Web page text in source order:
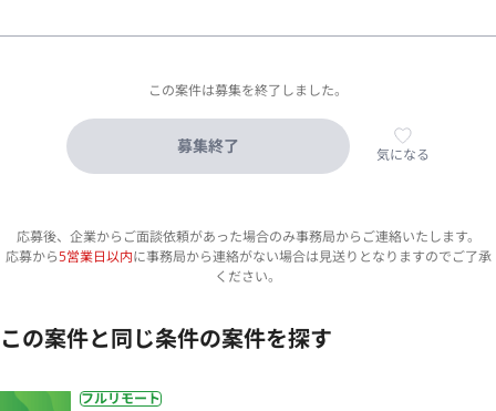
この案件は募集を終了しました。
募集終了 気になる
応募後、企業からご面談依頼があった場合のみ事務局からご連絡いたします。
応募から5営業日以内に事務局から連絡がない場合は見送りとなりますのでご了承
ください。
この案件と同じ条件の案件を探す
フルリモート